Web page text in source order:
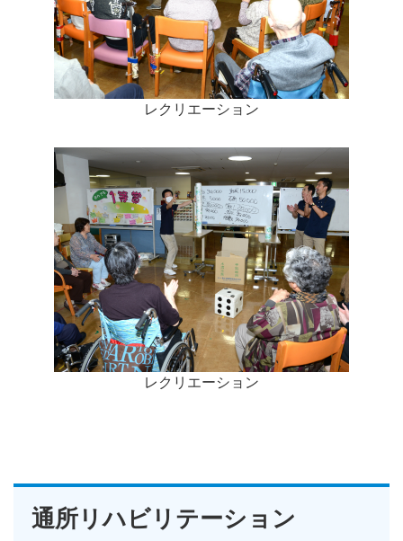
レクリエーション
レクリエーション
通所リハビリテーション